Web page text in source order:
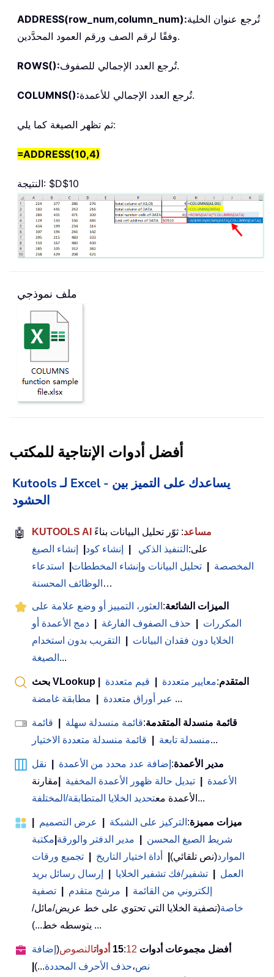
ADDRESS(row_num,column_num):تُرجع عنوان الخلية
وفقًا لرقم الصف ورقم العمود المحدَّدين.
ROWS(): تُرجع العدد الإجمالي للصفوف.
COLUMNS(): تُرجع العدد الإجمالي للأعمدة.
ثم تظهر الصيغة كما يلي:
=ADDRESS(10,4)
النتيجة: $D$10
ملف نموذجي
أفضل أدوات الإنتاجية للمكتب
Kutools لـ Excel - يساعدك على التميز بين
الحشود
🤖 KUTOOLS AI مساعد: ثوّر تحليل البيانات بناءً
على: التنفيذ الذكي إنشاء كود
إنشاء الصيغ
المخصصة
تحليل البيانات وإنشاء المخططات
استدعاء
الوظائف المحسنة …
الميزات الشائعة: العثور، التمييز أو وضع علامة على
المكررات
حذف الصفوف الفارغة
دمج الأعمدة أو
الخلايا دون فقدان البيانات
التقريب بدون استخدام
الصيغة ...
بحث VLookup المتقدم:معايير متعددة قيم متعددة
عبر أوراق متعددة
مطابقة غامضة ...
قائمة منسدلة المتقدمة:قائمة منسدلة سهلة
قائمة
منسدلة تابعة
قائمة منسدلة متعددة الاختيار ...
مدير الأعمدة: إضافة عدد محدد من الأعمدة
نقل
الأعمدة
تبديل حالة ظهور الأعمدة المخفية
مقارنة
الأعمدة معتحديد الخلايا المتطابقة/المختلفة ...
ميزات مميزة: التركيز على الشبكة عرض التصميم
شريط الصيغ المحسن
مدير الدفتر والورقة مكتبة
الموارد(نص تلقائي) أداة اختيار التاريخ
تجميع ورقات
العمل
تشفير/فك تشفير الخلايا
إرسال رسائل بريد
إلكتروني من القائمة
مرشح متقدم
تصفية
خاصة(تصفية الخلايا التي تحتوي على خط عريض/مائل/
يتوسطه خط...) ...
أفضل مجموعات أدوات 15 :12 أدواتالنصوص( إضافة
نص،حذف الأحرف المحددة...)